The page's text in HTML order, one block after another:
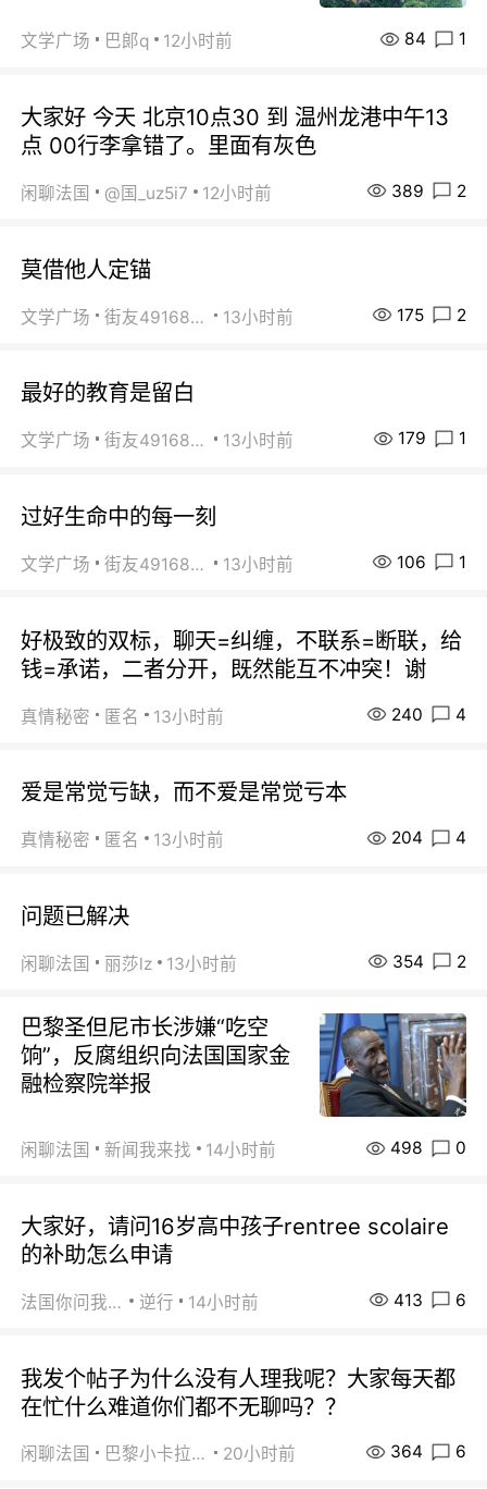
文学广场 巴郞q 12小时前 84 1
大家好 今天 北京10点30 到 温州龙港中午13
点 00行李拿错了。里面有灰色
闲聊法国 @国_uz5i7 12小时前 389 2
莫借他人定锚
文学广场 街友49168527 13小时前 175 2
最好的教育是留白
文学广场 街友49168527 13小时前 179 1
过好生命中的每一刻
文学广场 街友49168527 13小时前 106 1
好极致的双标，聊天=纠缠，不联系=断联，给
钱=承诺，二者分开，既然能互不冲突！谢
真情秘密 匿名 13小时前 240 4
爱是常觉亏缺，而不爱是常觉亏本
真情秘密 匿名 13小时前 204 4
问题已解决
闲聊法国 丽莎lz 13小时前 354 2
巴黎圣但尼市长涉嫌“吃空
饷”，反腐组织向法国国家金
融检察院举报
闲聊法国 新闻我来找 14小时前 498 0
大家好，请问16岁高中孩子rentree scolaire
的补助怎么申请
法国你问我答 逆行 14小时前 413 6
我发个帖子为什么没有人理我呢？大家每天都
在忙什么难道你们都不无聊吗？？
闲聊法国 巴黎小卡拉咪 20小时前 364 6